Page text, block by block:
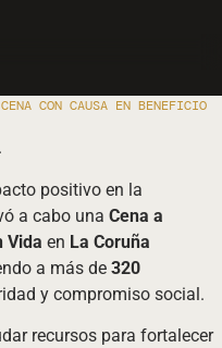
CON CAUSA EN BENEFICIO
positivo en la
a cabo una Cena a
Vida en La Coruña
a más de 320
y compromiso social.
recursos para fortalecer